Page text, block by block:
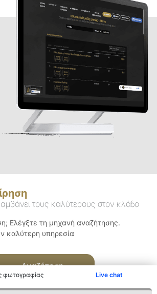
φωτογραφίας Live chat
τους καλύτερους στον κλάδο
Ελέγξτε τη μηχανή αναζήτησης.
καλύτερη υπηρεσία
Αναζήτηση